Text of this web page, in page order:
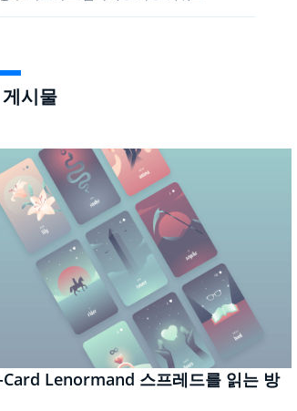
시물
Lenormand 스프레드를 읽는 방